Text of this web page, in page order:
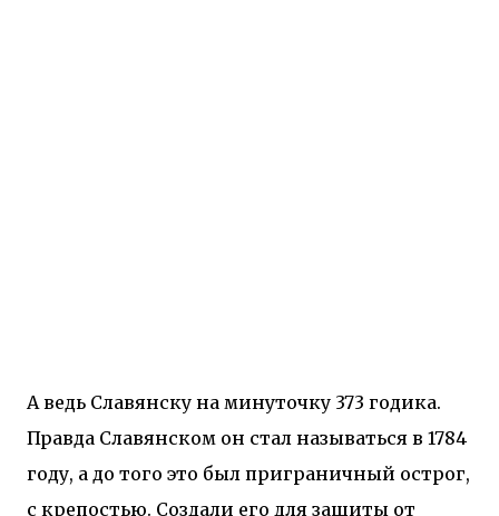
А ведь Славянску на минуточку 373 годика.
Правда Славянском он стал называться в 1784
году, а до того это был приграничный острог,
с крепостью. Создали его для защиты от